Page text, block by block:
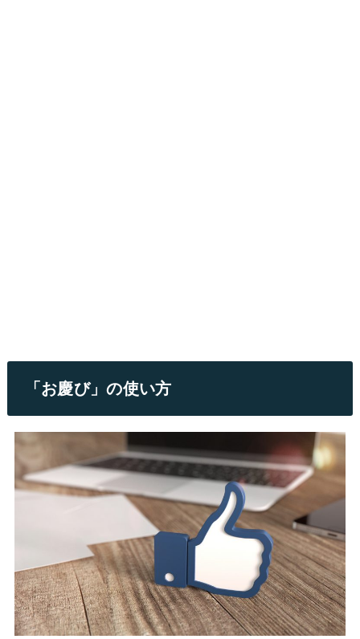
「お慶び」の使い方